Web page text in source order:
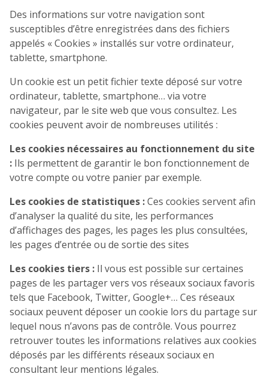
Des informations sur votre navigation sont
susceptibles d’être enregistrées dans des fichiers
appelés « Cookies » installés sur votre ordinateur,
tablette, smartphone.
Un cookie est un petit fichier texte déposé sur votre
ordinateur, tablette, smartphone… via votre
navigateur, par le site web que vous consultez. Les
cookies peuvent avoir de nombreuses utilités :
Les cookies nécessaires au fonctionnement du site
: Ils permettent de garantir le bon fonctionnement de
votre compte ou votre panier par exemple.
Les cookies de statistiques :Ces cookies servent afin
d’analyser la qualité du site, les performances
d’affichages des pages, les pages les plus consultées,
les pages d’entrée ou de sortie des sites
Les cookies tiers : Il vous est possible sur certaines
pages de les partager vers vos réseaux sociaux favoris
tels que Facebook, Twitter, Google+… Ces réseaux
sociaux peuvent déposer un cookie lors du partage sur
lequel nous n’avons pas de contrôle. Vous pourrez
retrouver toutes les informations relatives aux cookies
déposés par les différents réseaux sociaux en
consultant leur mentions légales.